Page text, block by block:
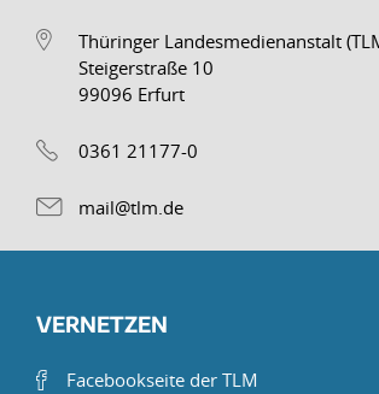
Thüringer Landesmedienanstalt
Steigerstraße 10
99096 Erfurt
0361 21177-0
mail@tlm.de
VERNETZEN
Facebookseite der TLM